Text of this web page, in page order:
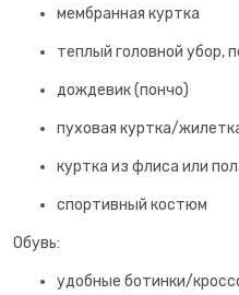
мембранная куртка
теплый головной убор,
дождевик (пончо)
пуховая куртка/
куртка из флиса или
спортивный костюм
Обувь:
удобные ботинки/